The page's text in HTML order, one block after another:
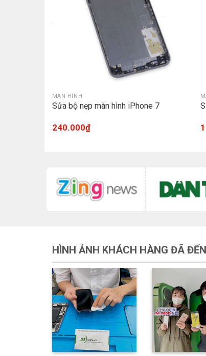
MÀN HÌNH
Sửa bộ nẹp màn hình iPhone 7
240.000₫
HÌNH ẢNH KHÁCH HÀNG ĐÃ